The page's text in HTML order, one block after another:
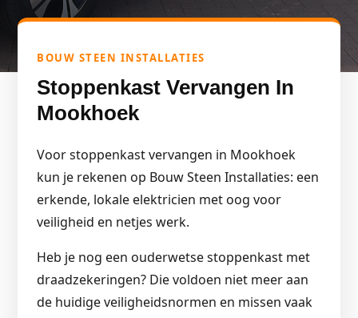
BOUW STEEN INSTALLATIES
Stoppenkast Vervangen In
Mookhoek
Voor stoppenkast vervangen in Mookhoek
kun je rekenen op Bouw Steen Installaties: een
erkende, lokale elektricien met oog voor
veiligheid en netjes werk.
Heb je nog een ouderwetse stoppenkast met
draadzekeringen? Die voldoen niet meer aan
de huidige veiligheidsnormen en missen vaak